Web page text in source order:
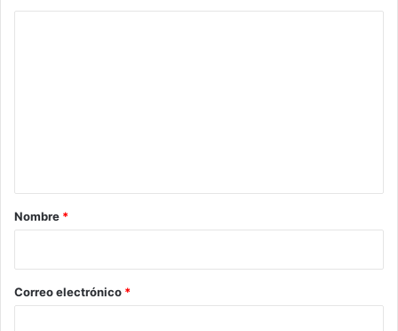
r
*
Nombre *
Correo electrónico *